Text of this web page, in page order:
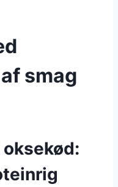
smag